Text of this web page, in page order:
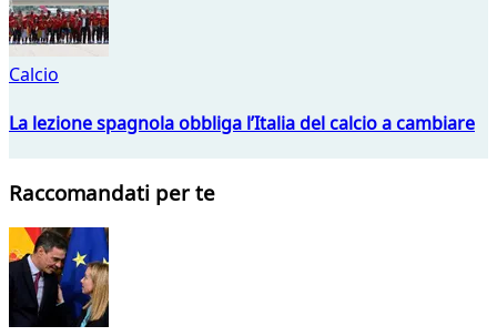
Calcio
La lezione spagnola obbliga l’Italia del calcio a cambiare
Raccomandati per te